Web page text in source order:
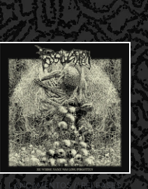
LANÇAMENTOS // RELEASES